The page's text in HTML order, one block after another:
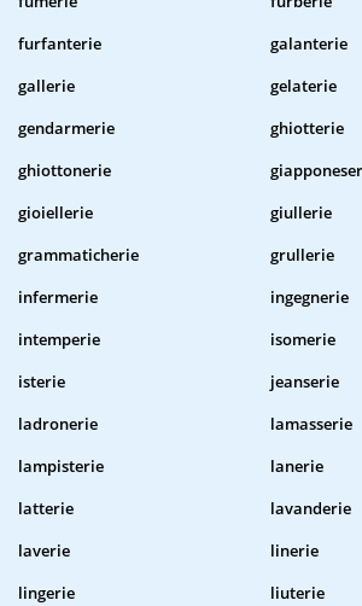
furfanterie
galanterie
gallerie
gelaterie
gendarmerie
ghiotterie
ghiottonerie
gioiellerie
giullerie
grammaticherie
grullerie
infermerie
ingegnerie
intemperie
isomerie
isterie
jeanserie
ladronerie
lamasserie
lampisterie
lanerie
latterie
lavanderie
laverie
linerie
lingerie
liuterie